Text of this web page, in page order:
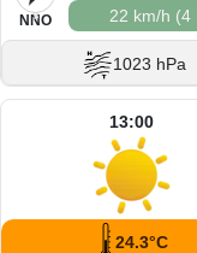
S
NNO
22 km/h (4
1023 hPa
13:00
24.3°C